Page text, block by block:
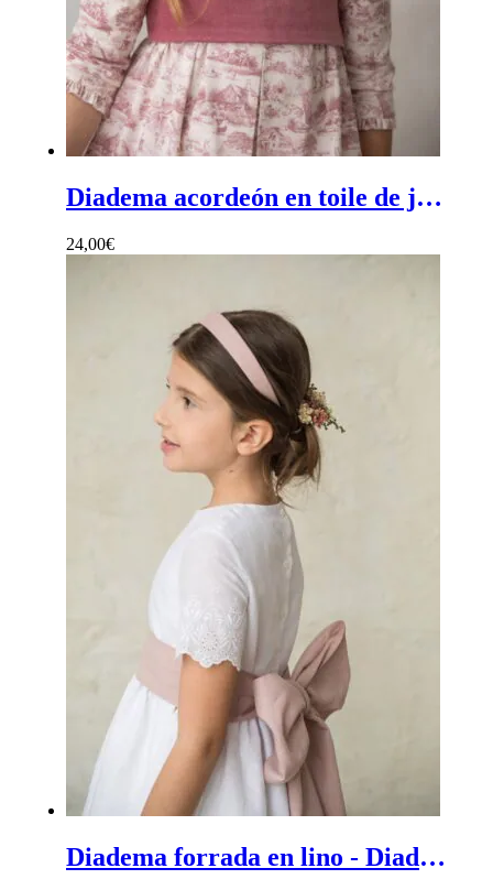
Diadema acordeón en toile de jouy burdeos - Diadema de ceremonia para niña de acordeón burdeos en tdj
24,00€
Diadema forrada en lino - Diadema ancha de ceremonia para niña forrada en lino